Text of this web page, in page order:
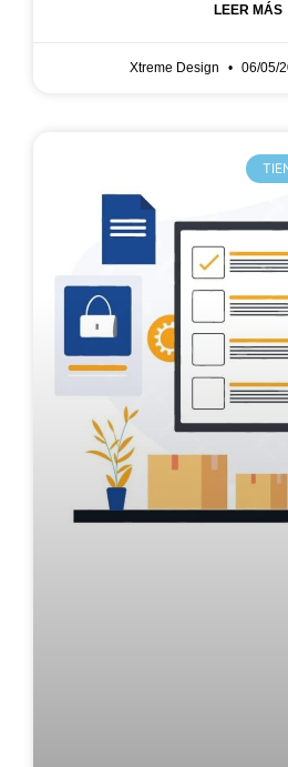
LEER MÁS
Xtreme Design 06/05/